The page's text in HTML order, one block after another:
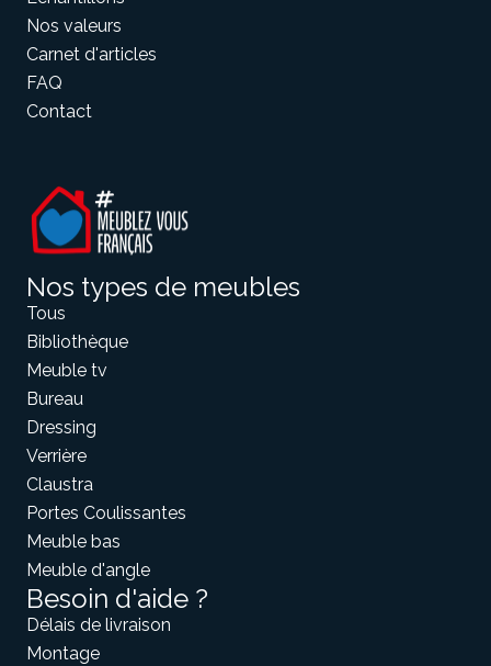
Nos valeurs
Carnet d'articles
FAQ
Contact
Nos types de meubles
Tous
Bibliothèque
Meuble tv
Bureau
Dressing
Verrière
Claustra
Portes Coulissantes
Meuble bas
Meuble d'angle
Besoin d'aide ?
Délais de livraison
Montage